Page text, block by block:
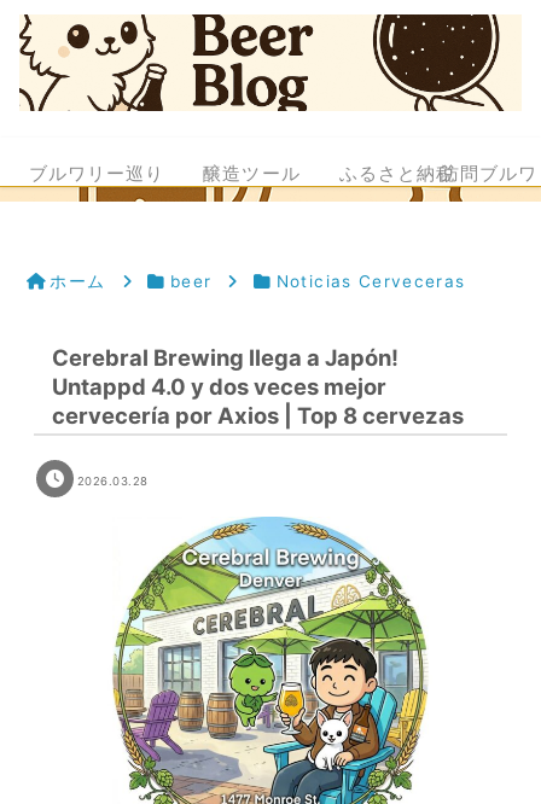
ブルワリー巡り 醸造ツール ふるさと納税訪問ブル
ホーム beer Noticias Cerveceras
Cerebral Brewing llega a Japón!
Untappd 4.0 y dos veces mejor
cervecería por Axios | Top 8 cervezas
2026.03.28